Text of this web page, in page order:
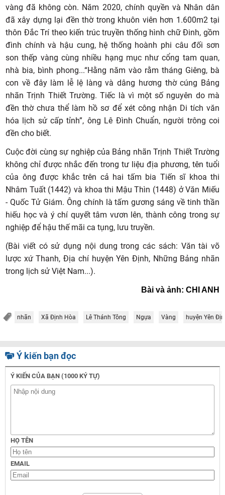
vàng đã không còn. Năm 2020, chính quyền và Nhân dân
đã xây dựng lại đền thờ trong khuôn viên hơn 1.600m2 tại
thôn Đắc Trí theo kiến trúc truyền thống hình chữ Đinh, gồm
đình chính và hậu cung, hệ thống hoành phi câu đối sơn
son thếp vàng cùng nhiều hạng mục như cổng tam quan,
nhà bia, bình phong...“Hằng năm vào rằm tháng Giêng, bà
con về đây làm lễ lệ làng và dâng hương thờ cúng Bảng
nhãn Trịnh Thiết Trường. Tiếc là vì một số nguyên do mà
đền thờ chưa thể làm hồ sơ để xét công nhận Di tích văn
hóa lịch sử cấp tỉnh”, ông Lê Đình Chuẩn, người trông coi
đền cho biết.
Cuộc đời cùng sự nghiệp của Bảng nhãn Trịnh Thiết Trường
không chỉ được nhắc đến trong tư liệu địa phương, tên tuổi
của ông được khắc trên cả hai tấm bia Tiến sĩ khoa thi
Nhâm Tuất (1442) và khoa thi Mậu Thìn (1448) ở Văn Miếu
- Quốc Tử Giám. Ông chính là tấm gương sáng về tinh thần
hiếu học và ý chí quyết tâm vươn lên, thành công trong sự
nghiệp để hậu thế mãi ca tụng, lưu truyền.
(Bài viết có sử dụng nội dung trong các sách: Văn tài võ
lược xứ Thanh, Địa chí huyện Yên Định, Những Bảng nhãn
trong lịch sử Việt Nam...).
Bài và ảnh: CHI ANH
nhãn Xã Định Hòa Lê Thánh Tông Ngựa Vàng huyện Yên
Ý kiến bạn đọc
Ý KIẾN CỦA BẠN (1000 KÝ TỰ)
HỌ TÊN
EMAIL